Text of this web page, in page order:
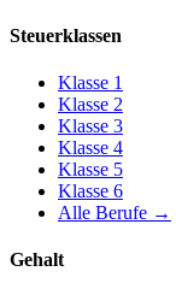
Steuerklassen
Klasse 1
Klasse 2
Klasse 3
Klasse 4
Klasse 5
Klasse 6
Alle Berufe →
Gehalt